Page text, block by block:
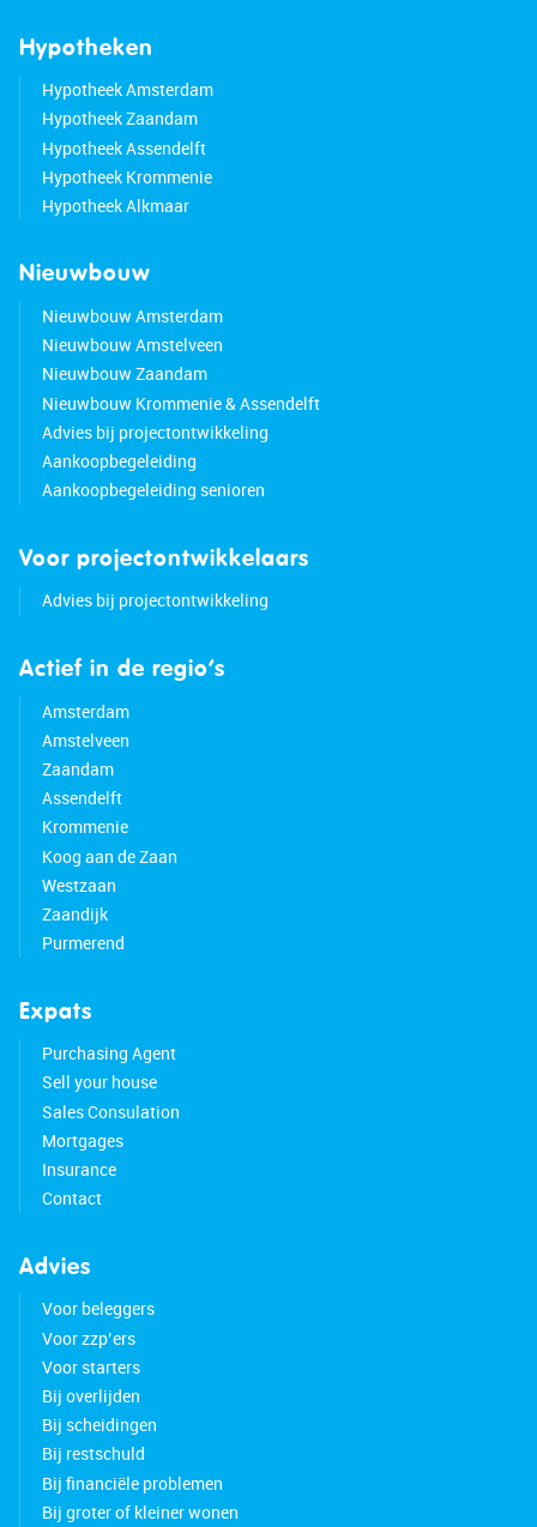
Hypotheken
Hypotheek Amsterdam
Hypotheek Zaandam
Hypotheek Assendelft
Hypotheek Krommenie
Hypotheek Alkmaar
Nieuwbouw
Nieuwbouw Amsterdam
Nieuwbouw Amstelveen
Nieuwbouw Zaandam
Nieuwbouw Krommenie & Assendelft
Advies bij projectontwikkeling
Aankoopbegeleiding
Aankoopbegeleiding senioren
Voor projectontwikkelaars
Advies bij projectontwikkeling
Actief in de regio’s
Amsterdam
Amstelveen
Zaandam
Assendelft
Krommenie
Koog aan de Zaan
Westzaan
Zaandijk
Purmerend
Expats
Purchasing Agent
Sell your house
Sales Consulation
Mortgages
Insurance
Contact
Advies
Voor beleggers
Voor zzp’ers
Voor starters
Bij overlijden
Bij scheidingen
Bij restschuld
Bij financiële problemen
Bij groter of kleiner wonen